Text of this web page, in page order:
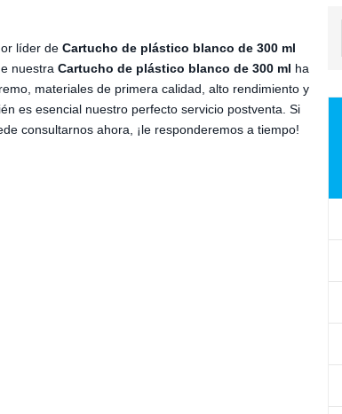
líder de Cartucho de plástico blanco de 300 ml
nuestra Cartucho de plástico blanco de 300 ml ha
materiales de primera calidad, alto rendimiento y
es esencial nuestro perfecto servicio postventa. Si
consultarnos ahora, ¡le responderemos a tiempo!